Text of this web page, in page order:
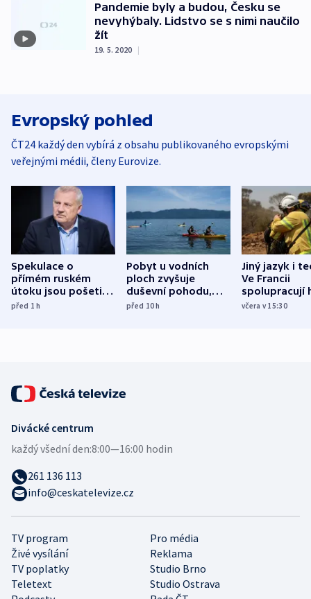
Pandemie byly a budou, Česku se
nevyhýbaly. Lidstvo se s nimi naučilo
žít
19. 5. 2020 |
Evropský pohled
ČT24 každý den vybírá z obsahu publikovaného evropskými
veřejnými médii, členy Eurovize.
Spekulace o
přímém ruském
útoku jsou pošetilé,
míní estonský
před 1h
Pobyt u vodních
ploch zvyšuje
duševní pohodu,
ukázala
před 10h
Jiný jazyk i
Ve Francii
spolupracují
různých zemí
včera v 15:30
TV program
Pro média
Živé vysílání
Reklama
TV poplatky
Studio Brno
Teletext
Studio Ostrava
Divácké centrum
každý všední den:8:00—16:00 hodin
261 136 113
info@ceskatelevize.cz